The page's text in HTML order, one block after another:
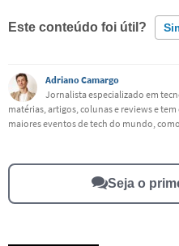
Este conteúdo foi útil?
Este conteúdo contém
Este conteúdo não tem a
Adriano Camargo
Jornalista especializado em
matérias, artigos, colunas e reviews e
maiores eventos de tech do mundo, como
Seja o